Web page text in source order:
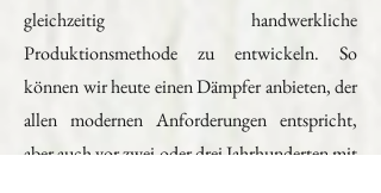
gleichzeitig handwerkliche
Produktionsmethode zu entwickeln. So
können wir heute einen Dämpfer anbieten, der
allen modernen Anforderungen entspricht,
aber auch vor zwei oder drei Jahrhunderten mit